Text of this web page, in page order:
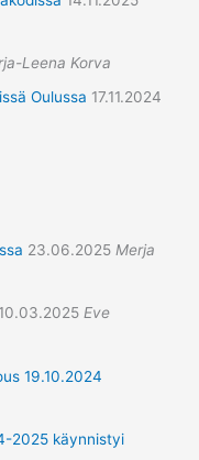
Leena Korva
Oulussa 17.11.2024
23.06.2025 Merja
10.03.2025 Eve
19.10.2024
2025 käynnistyi